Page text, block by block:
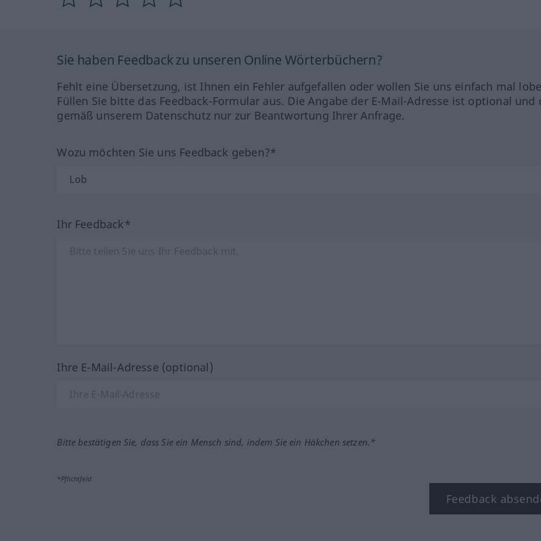
Sie haben Feedback zu unseren Online Wörterbüchern?
Fehlt eine Übersetzung, ist Ihnen ein Fehler aufgefallen oder wollen Sie uns einfach mal
Füllen Sie bitte das Feedback-Formular aus. Die Angabe der E-Mail-Adresse ist optional und
gemäß unserem Datenschutz nur zur Beantwortung Ihrer Anfrage.
Wozu möchten Sie uns Feedback geben?*
Ihr Feedback*
Ihre E-Mail-Adresse (optional)
Bitte bestätigen Sie, dass Sie ein Mensch sind, indem Sie ein Häkchen setzen.*
*Pflichtfeld
Feedback